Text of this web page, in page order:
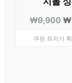
₩9,900 원
가
₩
쿠팡 최저가